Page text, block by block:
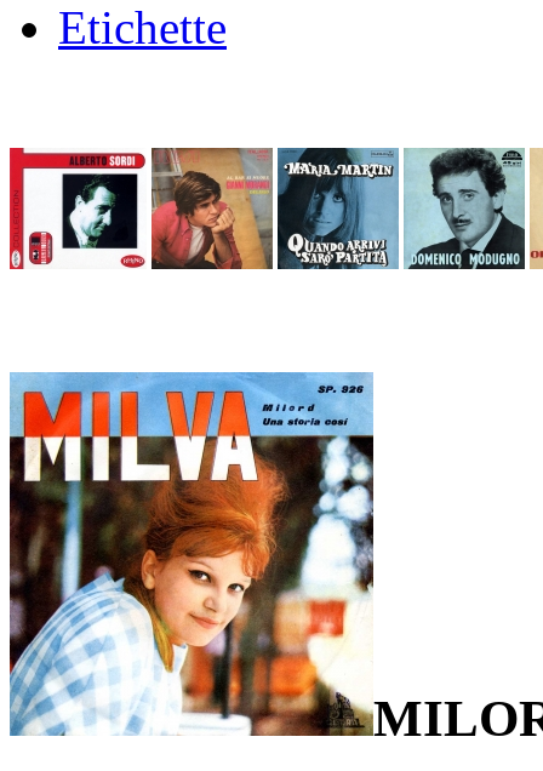
Etichette